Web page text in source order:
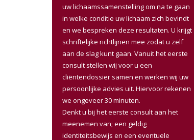
uw lichaamssamenstelling om na te gaan
in welke conditie uw lichaam zich bevindt
en we bespreken deze resultaten. U krijgt
schriftelijke richtlijnen mee zodat u zelf
aan de slag kunt gaan. Vanuit het eerste
consult stellen wij voor u een
cliëntendossier samen en werken wij uw
persoonlijke advies uit. Hiervoor rekenen
we ongeveer 30 minuten.
Denkt u bij het eerste consult aan het
meenemen van; een geldig
identiteitsbewijs en een eventuele